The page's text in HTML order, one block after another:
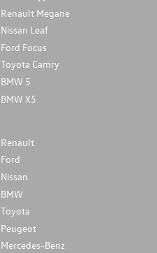
Renault Megane
Nissan Leaf
Ford Focus
Toyota Camry
BMW 5
BMW X5
Renault
Ford
Nissan
BMW
Toyota
Peugeot
Mercedes-Benz